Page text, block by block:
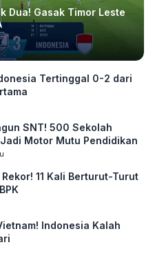
Dua! Gasak Timor Leste
Tertinggal 0-2 dari
SNT! 500 Sekolah
Motor Mutu Pendidikan
11 Kali Berturut-Turut
Indonesia Kalah